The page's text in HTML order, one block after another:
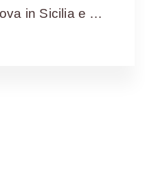
in Sicilia e …